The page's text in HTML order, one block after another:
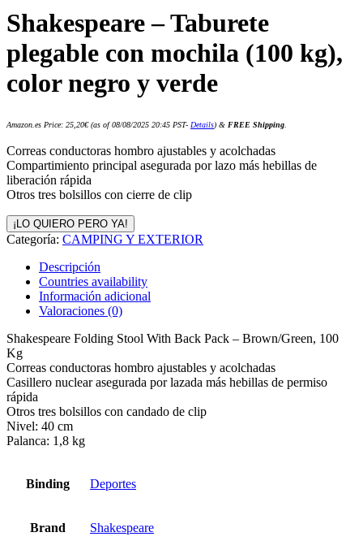
Shakespeare – Taburete
plegable con mochila (100 kg),
color negro y verde
Amazon.es Price: 25,20€(as of 08/08/2025 20:45 PST- Details) & FREE Shipping
Correas conductoras hombro ajustables y acolchadas
Compartimiento principal asegurada por lazo más hebillas de
liberación rápida
Otros tres bolsillos con cierre de clip
¡LO QUIERO PERO YA!
Categoría: CAMPING Y EXTERIOR
Descripción
Countries availability
Información adicional
Valoraciones (0)
Shakespeare Folding Stool With Back Pack – Brown/Green, 100
Kg
Correas conductoras hombro ajustables y acolchadas
Casillero nuclear asegurada por lazada más hebillas de permiso
rápida
Otros tres bolsillos con candado de clip
Nivel: 40 cm
Palanca: 1,8 kg
Binding Deportes
Brand Shakespeare